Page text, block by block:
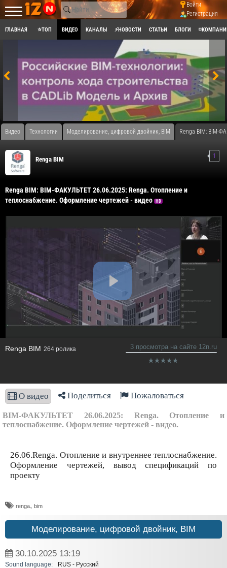
Войти
Регистрация
ГЛАВНАЯ ⭐ТОП ВИДЕО КАНАЛЫ ⚡НОВОСТИ СТАТЬИ БЛОГИ
Видео Технологии Моделирование, цифровой двойник, BIM Renga BIM: BIM-
Renga BIM 1
Renga BIM: BIM-ФАКУЛЬТЕТ 26.06.2025: Renga. Отопление и
теплоснабжение. Оформление чертежей - видео
HD
Renga BIM 264 ролика 3 просмотра на сайте 12n.ru
О видео Поделиться Пожаловаться
BIM-ФАКУЛЬТЕТ 26.06.2025: Renga. Отопление и
теплоснабжение. Оформление чертежей - видео.
26.06.Renga. Отопление и внутреннее теплоснабжение.
Оформление чертежей, вывод спецификаций по
проекту
renga, bim
Моделирование, цифровой двойник, BIM
30.10.2025 13:19
Sound language:
RUS - Русский